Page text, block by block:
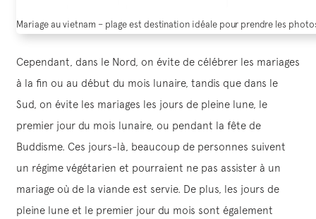
Mariage au vietnam – plage est destination idéale pour prendre les
Cependant, dans le Nord, on évite de célébrer les mariages
à la fin ou au début du mois lunaire, tandis que dans le
Sud, on évite les mariages les jours de pleine lune, le
premier jour du mois lunaire, ou pendant la fête de
Buddisme. Ces jours-là, beaucoup de personnes suivent
un régime végétarien et pourraient ne pas assister à un
mariage où de la viande est servie. De plus, les jours de
pleine lune et le premier jour du mois sont également